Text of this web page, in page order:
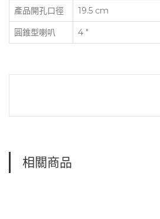
產品開孔口徑 19.5 cm
圓錐型喇叭 4 "
相關商品